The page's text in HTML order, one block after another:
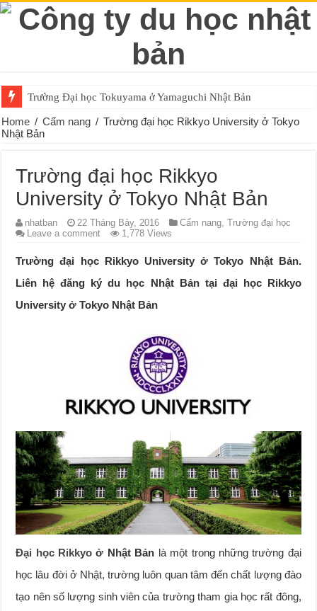
Trường Đại học Tokuyama ở Yamaguchi Nhật Bản
Home / Cẩm nang / Trường đại học Rikkyo University ở Tokyo
Nhật Bản
Trường đại học Rikkyo
University ở Tokyo Nhật Bản
nhatban 22 Tháng Bảy, 2016 Cẩm nang,Trường đại học
Leave a comment
1,778 Views
Trường đại học Rikkyo University ở Tokyo Nhật Bản.
Liên hệ đăng ký du học Nhật Bản tại đại học Rikkyo
University ở Tokyo Nhật Bản
Đại học Rikkyo ở Nhật Bản là một trong những trường đại
học lâu đời ở Nhật, trường luôn quan tâm đến chất lượng đào
tạo nên số lượng sinh viên của trường tham gia học rất đông,